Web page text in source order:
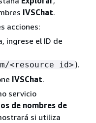
IVSChat.
acciones:
ingrese el ID de
<resource id> ).
IVSChat.
servicio
de nombres de
si utiliza